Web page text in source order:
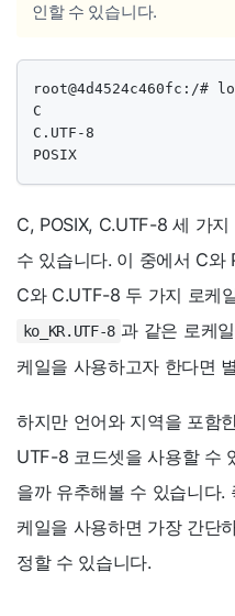
인할 수 있습니다.
root@4d4524c460fc:/#
C
C.UTF-8
POSIX
C, POSIX, C.UTF-8 세 가
수 있습니다. 이 중에서 C와
C와 C.UTF-8 두 가지 로케
ko_KR.UTF-8 과 같은 로케
케일을 사용하고자 한다면
하지만 언어와 지역을 포함
UTF-8 코드셋을 사용할 수
을까 유추해볼 수 있습니다
케일을 사용하면 가장 간단
정할 수 있습니다.